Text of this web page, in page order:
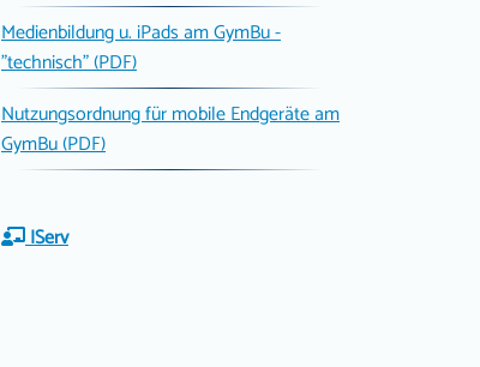
Medienbildung u. iPads am GymBu -
"technisch" (PDF)
Nutzungsordnung für mobile Endgeräte am
GymBu (PDF)
IServ